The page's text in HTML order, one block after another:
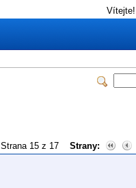
Vítejte!
Strana 15 z 17 Strany: